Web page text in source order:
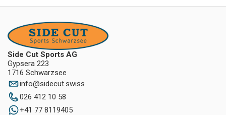
Side Cut Sports AG
Gypsera 223
1716 Schwarzsee
info@sidecut.swiss
026 412 10 58
+41 77 8119405